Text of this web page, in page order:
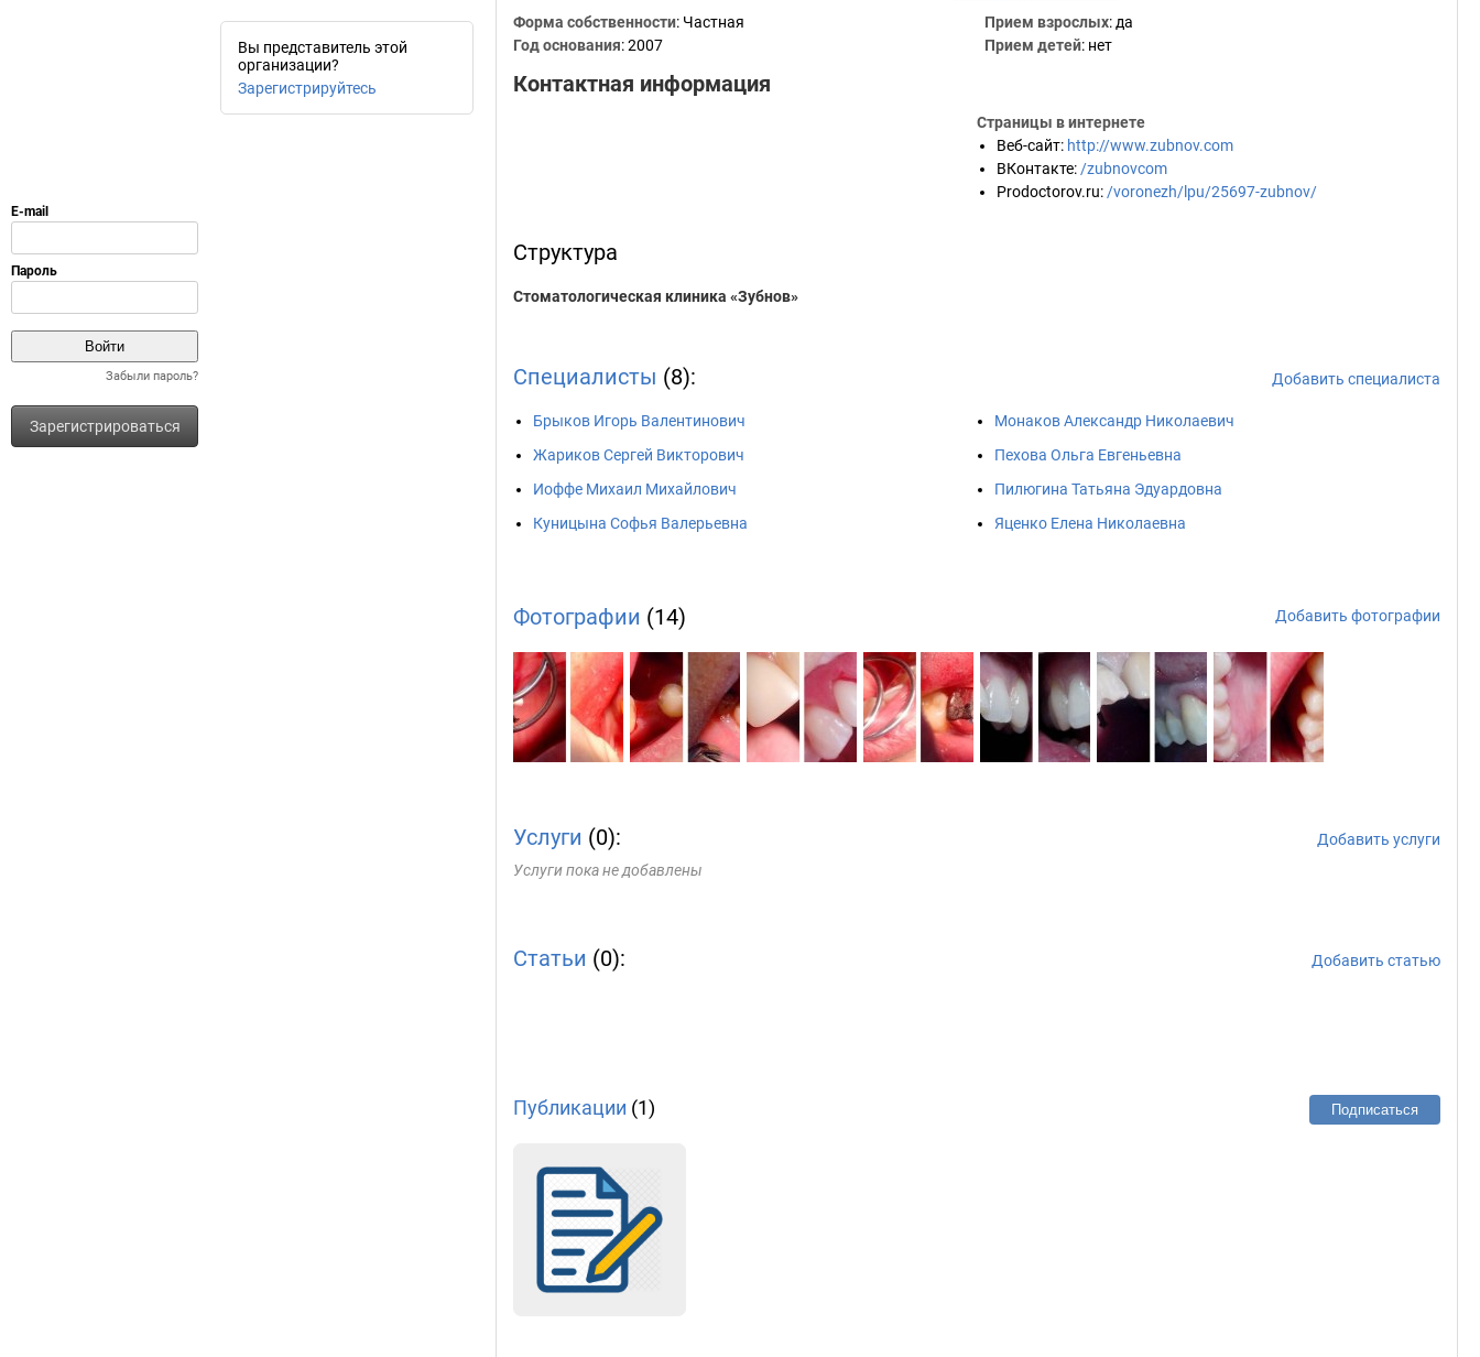
Забыли пароль?
Зарегистрироваться
Вы представитель этой
организации?
Зарегистрируйтесь
Форма собственности: Частная
Год основания:2007
Прием взрослых: да
Прием детей: нет
Контактная информация
Страницы в интернете
Веб-сайт: http://www.zubnov.com
ВКонтакте: /zubnovcom
Prodoctorov.ru: /voronezh/lpu/25697-zubnov/
Структура
Стоматологическая клиника «Зубнов»
Специалисты (8): Добавить специалиста
Брыков Игорь Валентинович
Жариков Сергей Викторович
Иоффе Михаил Михайлович
Куницына Софья Валерьевна
Монаков Александр Николаевич
Пехова Ольга Евгеньевна
Пилюгина Татьяна Эдуардовна
Яценко Елена Николаевна
Фотографии (14) Добавить фотографии
Услуги (0):
Добавить услуги
Услуги пока не добавлены
Статьи (0): Добавить статью
Публикации (1) Подписаться